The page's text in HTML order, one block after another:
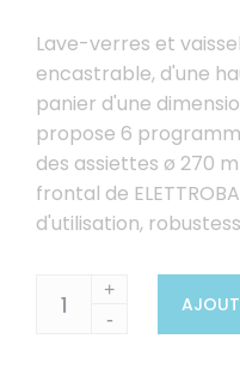
Lave-verres et
encastrable, d'une
panier d'une
propose 6
des assiettes ø 270
frontal de
d'utilisation,
+
-